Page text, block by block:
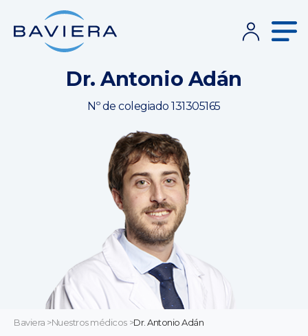
Dr. Antonio Adán
Nº de colegiado 131305165
Baviera >Nuestros médicos >Dr. Antonio Adán